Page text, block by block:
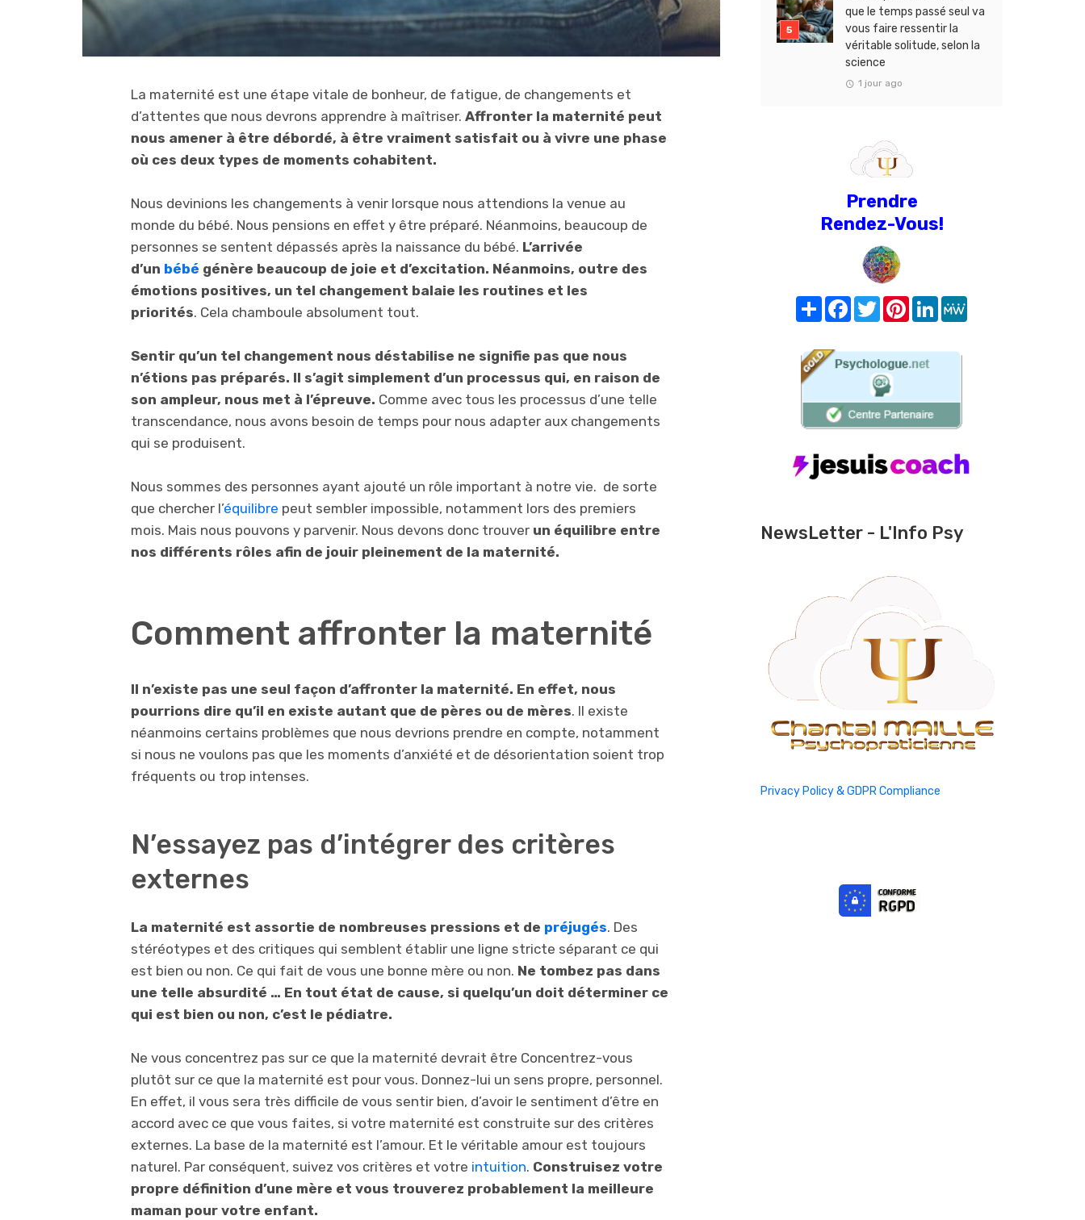
La maternité est une étape vitale de bonheur, de fatigue, de changements et
d’attentes que nous devrons apprendre à maîtriser. Affronter la maternité peut
nous amener à être débordé, à être vraiment satisfait ou à vivre une phase
où ces deux types de moments cohabitent.
Nous devinions les changements à venir lorsque nous attendions la venue au
monde du bébé. Nous pensions en effet y être préparé. Néanmoins, beaucoup de
personnes se sentent dépassés après la naissance du bébé. L’arrivée
d’un bébé génère beaucoup de joie et d’excitation. Néanmoins, outre des
émotions positives, un tel changement balaie les routines et les
priorités. Cela chamboule absolument tout.
Sentir qu’un tel changement nous déstabilise ne signifie pas que nous
n’étions pas préparés. Il s’agit simplement d’un processus qui, en raison de
son ampleur, nous met à l’épreuve. Comme avec tous les processus d’une telle
transcendance, nous avons besoin de temps pour nous adapter aux changements
qui se produisent.
Nous sommes des personnes ayant ajouté un rôle important à notre vie. de sorte
que chercher l’équilibre peut sembler impossible, notamment lors des premiers
mois. Mais nous pouvons y parvenir. Nous devons donc trouver un équilibre entre
nos différents rôles afin de jouir pleinement de la maternité.
Comment affronter la maternité
Il n’existe pas une seul façon d’affronter la maternité. En effet, nous
pourrions dire qu’il en existe autant que de pères ou de mères. Il existe
néanmoins certains problèmes que nous devrions prendre en compte, notamment
si nous ne voulons pas que les moments d’anxiété et de désorientation soient trop
fréquents ou trop intenses.
N’essayez pas d’intégrer des critères
externes
La maternité est assortie de nombreuses pressions et de préjugés. Des
stéréotypes et des critiques qui semblent établir une ligne stricte séparant ce qui
est bien ou non. Ce qui fait de vous une bonne mère ou non. Ne tombez pas dans
une telle absurdité … En tout état de cause, si quelqu’un doit déterminer ce
qui est bien ou non, c’est le pédiatre.
Ne vous concentrez pas sur ce que la maternité devrait être Concentrez-vous
plutôt sur ce que la maternité est pour vous. Donnez-lui un sens propre, personnel.
En effet, il vous sera très difficile de vous sentir bien, d’avoir le sentiment d’être en
accord avec ce que vous faites, si votre maternité est construite sur des critères
externes. La base de la maternité est l’amour. Et le véritable amour est toujours
naturel. Par conséquent, suivez vos critères et votre intuition. Construisez votre
propre définition d’une mère et vous trouverez probablement la meilleure
maman pour votre enfant.
que le temps passé seul va
vous faire ressentir la
véritable solitude, selon la
science
1 jour ago
Prendre
Rendez-Vous!
Share FacebookTwitterPinterest
LinkedIn
NewsLetter - L'Info Psy
Privacy Policy & GDPR Compliance